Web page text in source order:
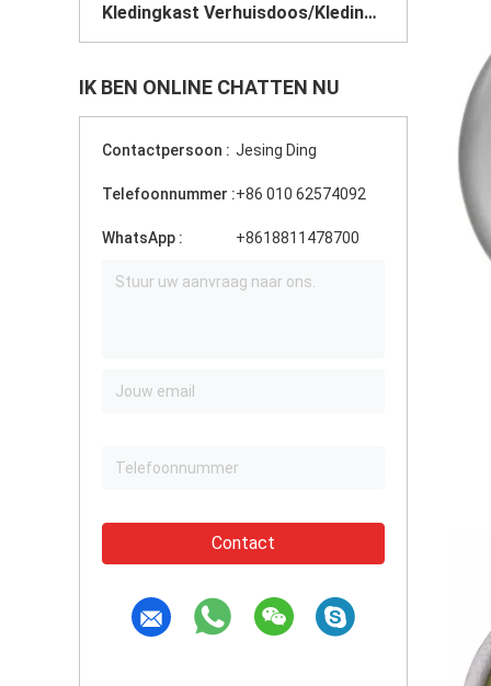
Kledingkast Verhuisdoos/Kledingstang
IK BEN ONLINE CHATTEN NU
Contactpersoon : Jesing Ding
Telefoonnummer :+86 010 62574092
WhatsApp : +8618811478700
Contact